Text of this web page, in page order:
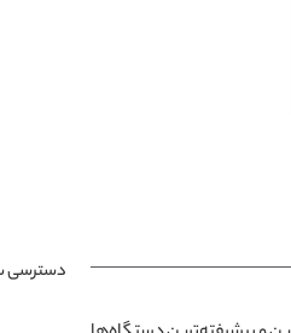
دسترسی